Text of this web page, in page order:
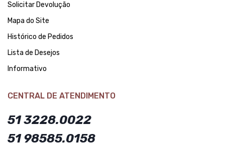
Solicitar Devolução
Mapa do Site
Histórico de Pedidos
Lista de Desejos
Informativo
CENTRAL DE ATENDIMENTO
51 3228.0022
51 98585.0158